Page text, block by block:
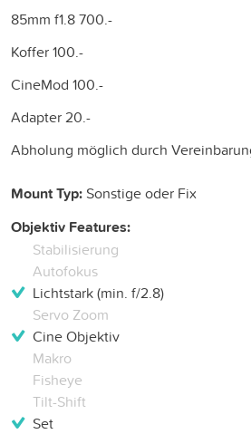
85mm f1.8 700.-
Koffer 100.-
CineMod 100.-
Adapter 20.-
Abholung möglich durch
Mount Typ: Sonstige oder Fix
Objektiv Features:
Stabilisierung
Autofokus
Lichtstark (min. f/2.8)
Servo Zoom
Cine Objektiv
Makro
Fisheye
Tilt-Shift
Set